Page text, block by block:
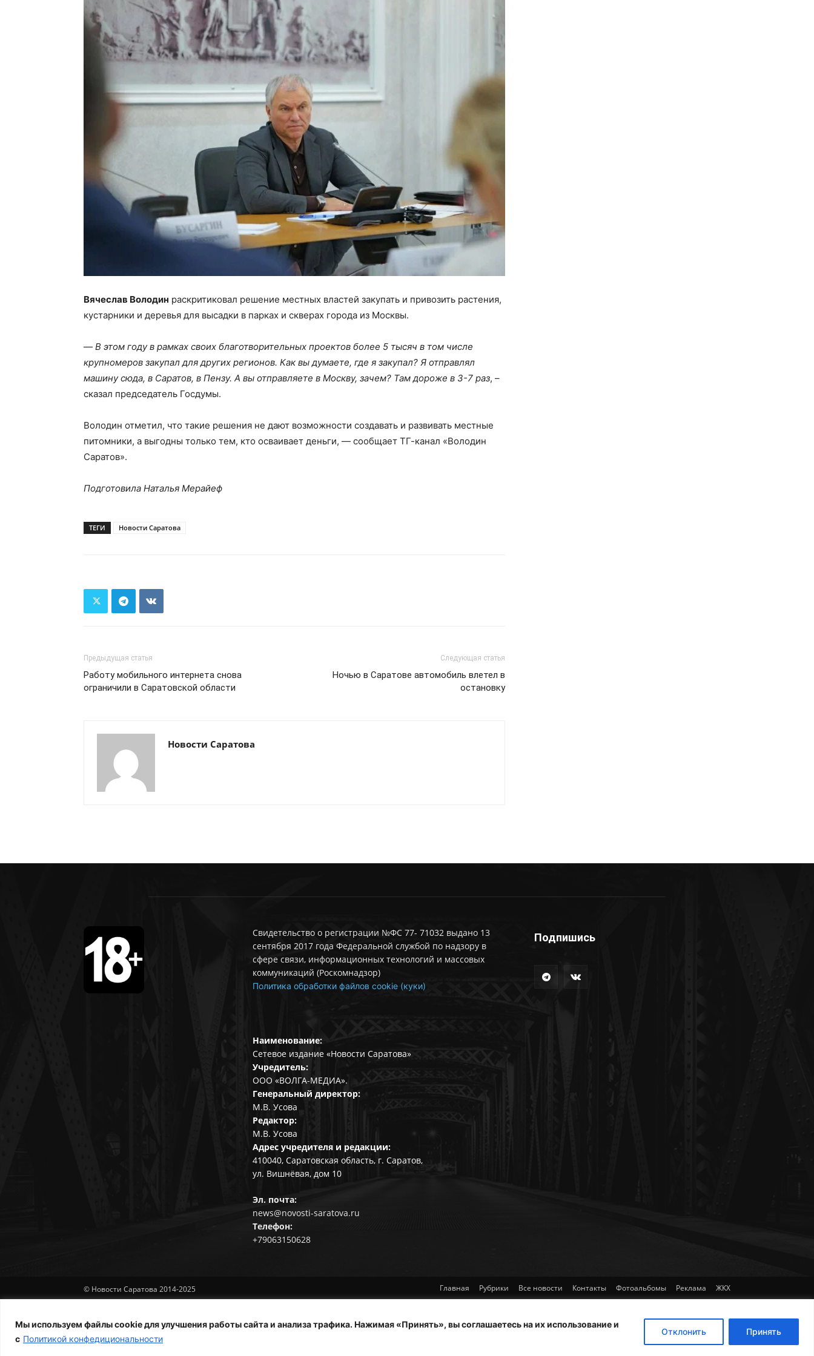
Мы используем файлы cookie для улучшения работы сайта и анализа трафика. Нажимая «Принять», вы соглашаетесь на их использование и
с Политикой конфедициональности
Отклонить Принять
Вячеслав Володин раскритиковал решение местных властей закупать и привозить растения,
кустарники и деревья для высадки в парках и скверах города из Москвы.
— В этом году в рамках своих благотворительных проектов более 5 тысяч в том числе
крупномеров закупал для других регионов. Как вы думаете, где я закупал? Я отправлял
машину сюда, в Саратов, в Пензу. А вы отправляете в Москву, зачем? Там дороже в 3-7 раз, –
сказал председатель Госдумы.
Володин отметил, что такие решения не дают возможности создавать и развивать местные
питомники, а выгодны только тем, кто осваивает деньги, — сообщает ТГ-канал «Володин
Саратов».
Подготовила Наталья Мерайеф
ТЕГИ Новости Саратова
Предыдущая статья
Работу мобильного интернета снова
ограничили в Саратовской области
Следующая статья
Ночью в Саратове автомобиль влетел в
остановку
Новости Саратова
Свидетельство о регистрации №ФС 77- 71032 выдано 13
сентября 2017 года Федеральной службой по надзору в
сфере связи, информационных технологий и массовых
коммуникаций (Роскомнадзор)
Политика обработки файлов cookie (куки)
Наименование:
Сетевое издание «Новости Саратова»
Учредитель:
ООО «ВОЛГА-МЕДИА».
Генеральный директор:
М.В. Усова
Редактор:
М.В. Усова
Адрес учредителя и редакции:
410040, Саратовская область, г. Саратов,
ул. Вишнёвая, дом 10
Эл. почта:
news@novosti-saratova.ru
Телефон:
+79063150628
Подпишись
© Новости Саратова 2014-2025 Главная Рубрики Все новости Контакты Фотоальбомы Реклама ЖКХ